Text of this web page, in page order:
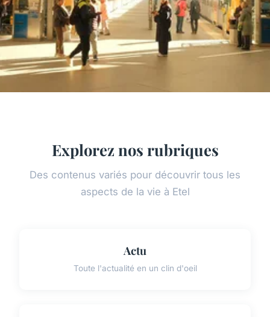
Explorez nos rubriques
Des contenus variés pour découvrir tous les
aspects de la vie à Etel
Actu
Toute l'actualité en un clin d'oeil